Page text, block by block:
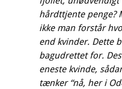
hårdttjente penge?
ikke man forstår
end kvinder. Dette
bagudrettet for.
eneste kvinde,
tænker “nå, her i